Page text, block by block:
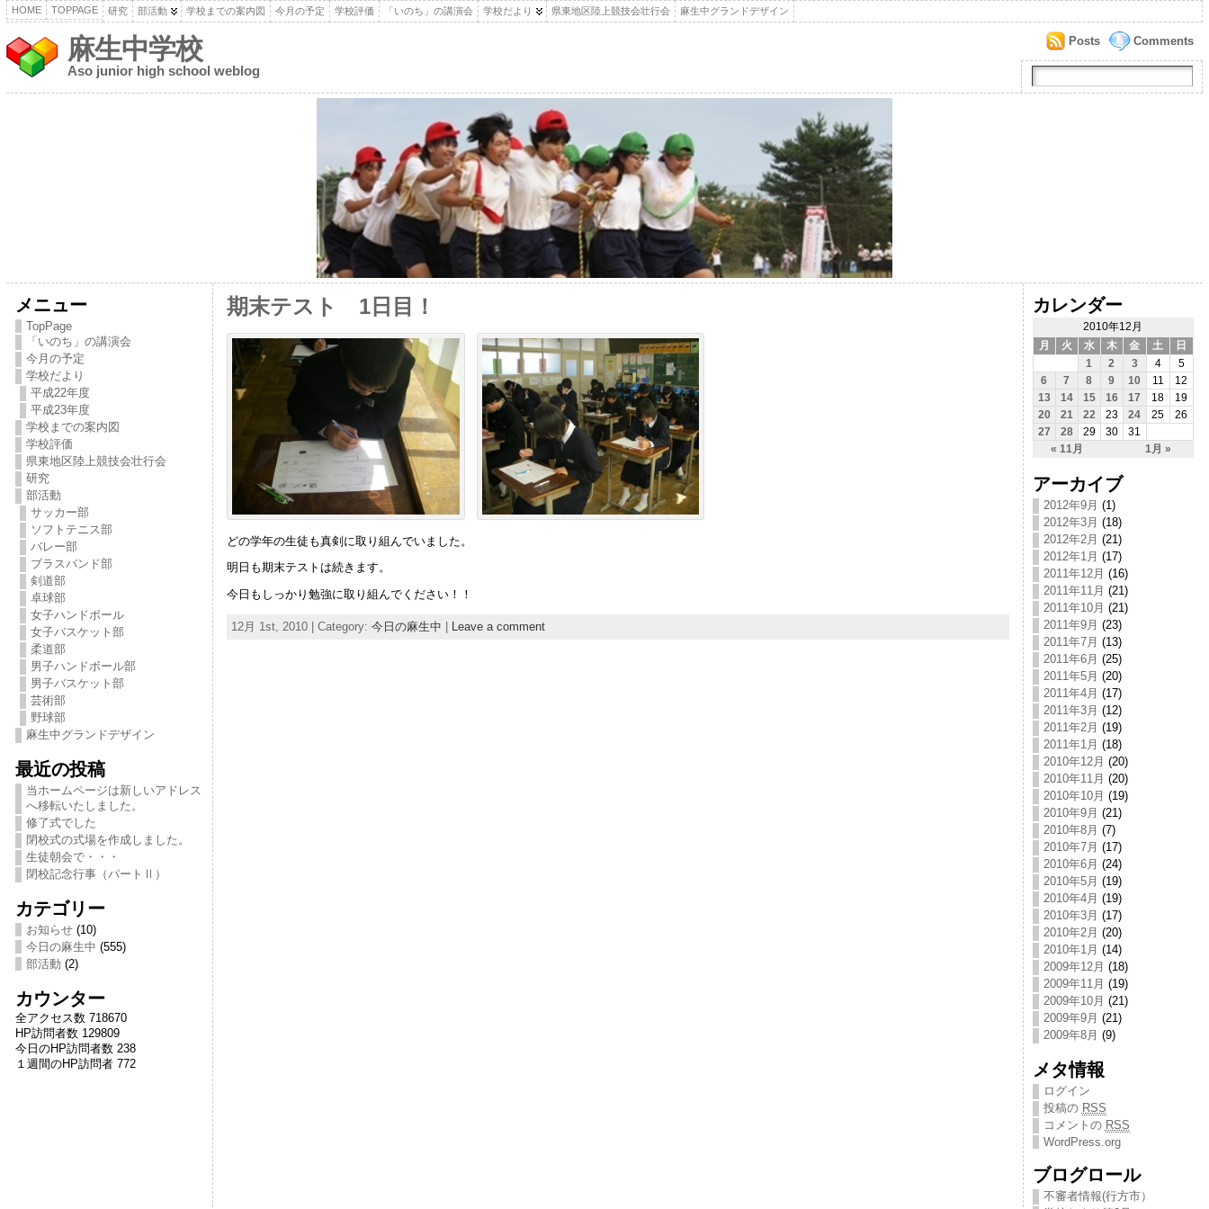
HOME TOPPAGE 研究 部活動 学校までの案内図 今月の予定 学校評価 「いのち」の講演会 学校だより 県東地区陸上競技会壮行会 麻生中グランドデザイン
麻生中学校
Aso junior high school weblog
Comments
Posts
メニュー
TopPage
「いのち」の講演会
今月の予定
学校だより
平成22年度
平成23年度
学校までの案内図
学校評価
県東地区陸上競技会壮行会
研究
部活動
サッカー部
ソフトテニス部
バレー部
ブラスバンド部
剣道部
卓球部
女子ハンドボール
女子バスケット部
柔道部
男子ハンドボール部
男子バスケット部
芸術部
野球部
麻生中グランドデザイン
最近の投稿
当ホームページは新しいアドレス
へ移転いたしました。
修了式でした
閉校式の式場を作成しました。
生徒朝会で・・・
閉校記念行事（パートⅡ）
カテゴリー
お知らせ(10)
今日の麻生中 (555)
部活動 (2)
カウンター
全アクセス数 718670
HP訪問者数 129809
今日のHP訪問者数 238
１週間のHP訪問者 772
期末テスト 1日目！
どの学年の生徒も真剣に取り組んでいました。
明日も期末テストは続きます。
今日もしっかり勉強に取り組んでください！！
12月 1st, 2010 | Category: 今日の麻生中 Leave a comment
カレンダー
2010年12月
月
火 水 木 金 土 日
« 11月 1月 »
1 2 3 4
5
6
7 8 9 10 11
12
13
14 15 16 17 18
19
20
21 22 23 24 25
26
27
28 29 30 31
アーカイブ
2012年9月 (1)
2012年3月 (18)
2012年2月 (21)
2012年1月 (17)
2011年12月 (16)
2011年11月 (21)
2011年10月 (21)
2011年9月 (23)
2011年7月 (13)
2011年6月 (25)
2011年5月 (20)
2011年4月 (17)
2011年3月 (12)
2011年2月 (19)
2011年1月 (18)
2010年12月 (20)
2010年11月 (20)
2010年10月 (19)
2010年9月 (21)
2010年8月 (7)
2010年7月 (17)
2010年6月 (24)
2010年5月 (19)
2010年4月 (19)
2010年3月 (17)
2010年2月 (20)
2010年1月 (14)
2009年12月 (18)
2009年11月 (19)
2009年10月 (21)
2009年9月 (21)
2009年8月 (9)
メタ情報
ログイン
投稿の RSS
コメントの RSS
WordPress.org
ブログロール
不審者情報(行方市）